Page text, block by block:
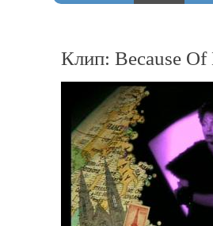
Клип: Because Of